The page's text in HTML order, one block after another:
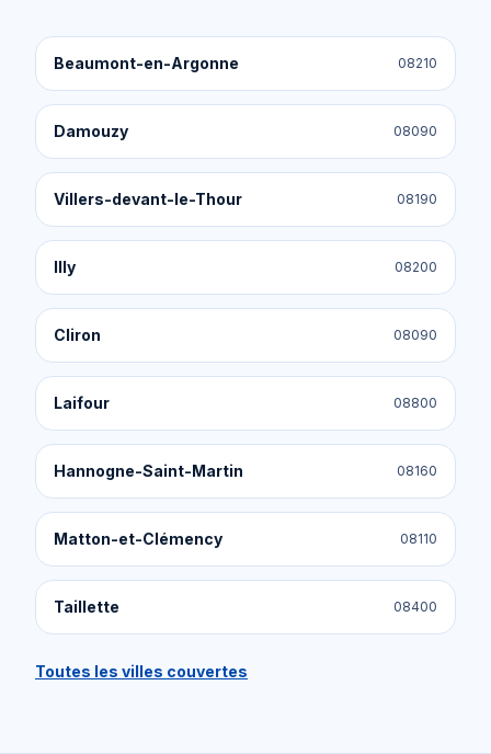
Beaumont-en-Argonne 08210
Damouzy 08090
Villers-devant-le-Thour 08190
Illy 08200
Cliron 08090
Laifour 08800
Hannogne-Saint-Martin 08160
Matton-et-Clémency 08110
Taillette 08400
Toutes les villes couvertes